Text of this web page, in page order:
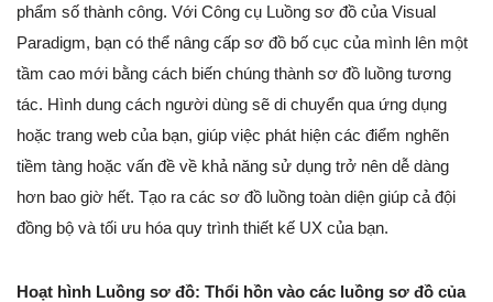
phẩm số thành công. Với Công cụ Luồng sơ đồ của Visual
Paradigm, bạn có thể nâng cấp sơ đồ bố cục của mình lên một
tầm cao mới bằng cách biến chúng thành sơ đồ luồng tương
tác. Hình dung cách người dùng sẽ di chuyển qua ứng dụng
hoặc trang web của bạn, giúp việc phát hiện các điểm nghẽn
tiềm tàng hoặc vấn đề về khả năng sử dụng trở nên dễ dàng
hơn bao giờ hết. Tạo ra các sơ đồ luồng toàn diện giúp cả đội
đồng bộ và tối ưu hóa quy trình thiết kế UX của bạn.
Hoạt hình Luồng sơ đồ: Thổi hồn vào các luồng sơ đồ của